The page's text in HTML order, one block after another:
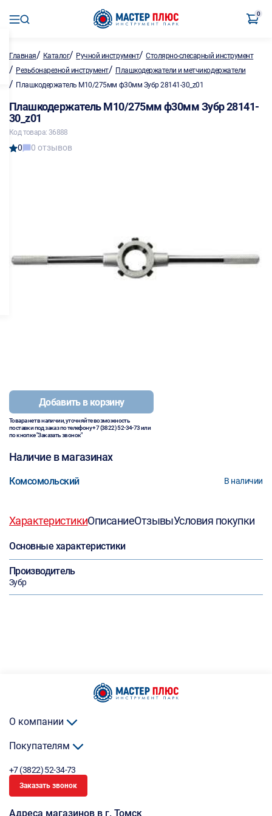
0
Главная/ Каталог/ Ручной инструмент/Столярно-слесарный инструмент
/ Резьбонарезной инструмент/ Плашкодержатели и метчикодержатели
/ Плашкодержатель М10/275мм ф30мм Зубр 28141-30_z01
Плашкодержатель М10/275мм ф30мм Зубр 28141-
30_z01
Код товара: 36888
0 0 отзывов
Добавить в корзину
Товара нет в наличии, уточняйте возможность
поставки под заказ по телефону+7 (3822) 52-34-73или
по кнопке "Заказать звонок"
Наличие в магазинах
Комсомольский В наличии
ХарактеристикиОписаниеОтзывыУсловия покупки
Основные характеристики
Производитель
Зубр
О компании
Покупателям
+7 (3822) 52-34-73
Заказать звонок
Адреса магазинов в г. Томск